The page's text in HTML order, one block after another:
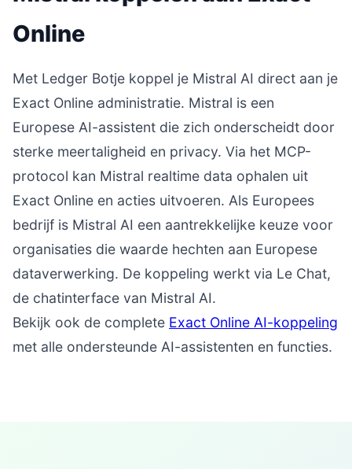
Online
Met Ledger Botje koppel je Mistral AI direct aan je
Exact Online administratie. Mistral is een
Europese AI-assistent die zich onderscheidt door
sterke meertaligheid en privacy. Via het MCP-
protocol kan Mistral realtime data ophalen uit
Exact Online en acties uitvoeren. Als Europees
bedrijf is Mistral AI een aantrekkelijke keuze voor
organisaties die waarde hechten aan Europese
dataverwerking. De koppeling werkt via Le Chat,
de chatinterface van Mistral AI.
Bekijk ook de complete Exact Online AI-koppeling
met alle ondersteunde AI-assistenten en functies.